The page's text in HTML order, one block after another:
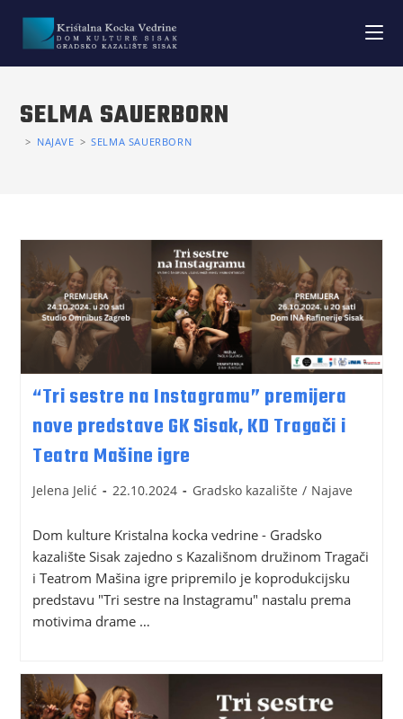
SELMA SAUERBORN
> NAJAVE > SELMA SAUERBORN
“Tri sestre na Instagramu” premijera
nove predstave GK Sisak, KD Tragači i
Teatra Mašine igre
Jelena Jelić 22.10.2024 Gradsko kazalište / Najave
Dom kulture Kristalna kocka vedrine - Gradsko
kazalište Sisak zajedno s Kazališnom družinom Tragači
i Teatrom Mašina igre pripremilo je koprodukcijsku
predstavu "Tri sestre na Instagramu" nastalu prema
motivima drame …